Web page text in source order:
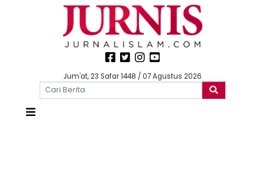
Jum'at, 23 Safar 1448 / 07 Agustus 2026